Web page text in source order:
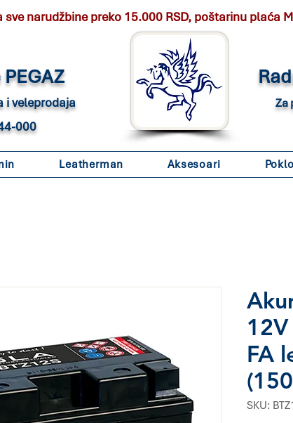
sve narudžbine preko 15.000 RSD, poštarinu plaća
i veleprodaja
000
Za
Leatherman Aksesoari
FA
SKU: